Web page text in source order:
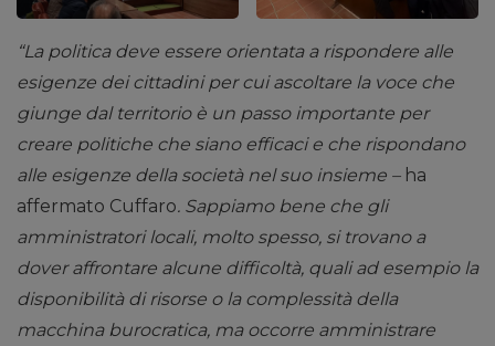
“La politica deve essere orientata a rispondere alle
esigenze dei cittadini per cui ascoltare la voce che
giunge dal territorio è un passo importante per
creare politiche che siano efficaci e che rispondano
alle esigenze della società nel suo insieme – ha
affermato Cuffaro. Sappiamo bene che gli
amministratori locali, molto spesso, si trovano a
dover affrontare alcune difficoltà, quali ad esempio la
disponibilità di risorse o la complessità della
macchina burocratica, ma occorre amministrare